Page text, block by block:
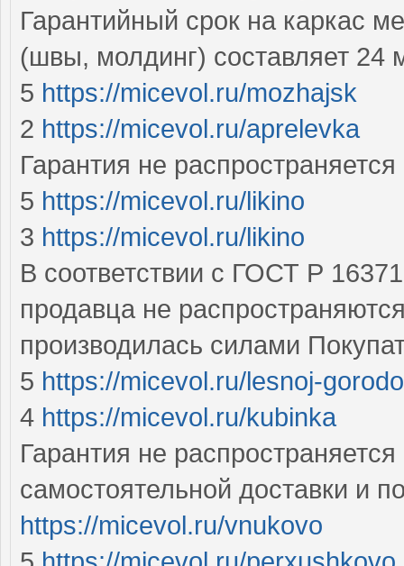
Гарантийный срок на каркас
(швы, молдинг) составляет 24
5 https://micevol.ru/mozhajsk
2 https://micevol.ru/aprelevka
Гарантия не
5 https://micevol.ru/likino
3 https://micevol.ru/likino
В соответствии с ГОСТ Р
продавца не
производилась силами
5 https://micevol.ru/lesnoj-
4 https://micevol.ru/kubinka
Гарантия не
самостоятельной доставки и
https://micevol.ru/vnukovo